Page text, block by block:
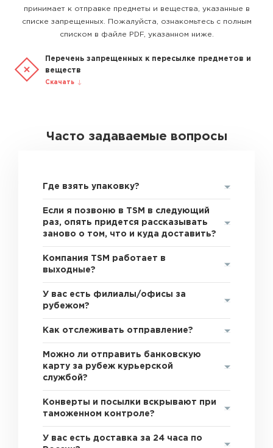
принимает к отправке предметы и вещества, указанные в
списке запрещенных. Пожалуйста, ознакомьтесь с полным
списком в файле PDF, указанном ниже.
Перечень запрещенных к пересылке предметов и
веществ
Скачать
Часто задаваемые вопросы
Где взять упаковку?
Если я позвоню в TSM в следующий
раз, опять придется рассказывать
заново о том, что и куда доставить?
Компания TSM работает в
выходные?
У вас есть филиалы/офисы за
рубежом?
Как отслеживать отправление?
Можно ли отправить банковскую
карту за рубеж курьерской
службой?
Конверты и посылки вскрывают при
таможенном контроле?
У вас есть доставка за 24 часа по